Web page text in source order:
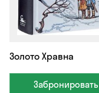
Золото Хравна
Забронировать